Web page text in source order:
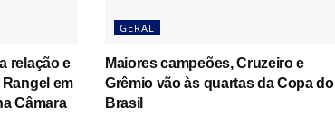
relação e
em
Câmara
GERAL
Maiores campeões, Cruzeiro e
Grêmio vão às quartas da Copa do
Brasil